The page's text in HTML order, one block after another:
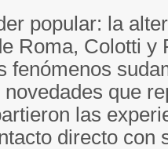
popular: la
Roma, Colotti y
fenómenos
que
las
directo con